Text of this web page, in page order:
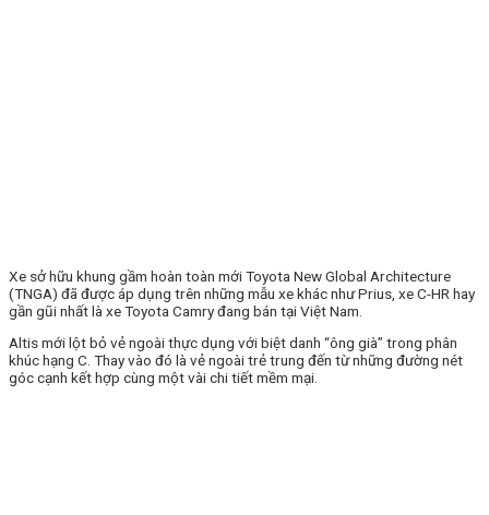
Xe sở hữu khung gầm hoàn toàn mới Toyota New Global Architecture
(TNGA) đã được áp dụng trên những mẫu xe khác như Prius, xe C-HR hay
gần gũi nhất là xe Toyota Camry đang bán tại Việt Nam.
Altis mới lột bỏ vẻ ngoài thực dụng với biệt danh “ông già” trong phân
khúc hạng C. Thay vào đó là vẻ ngoài trẻ trung đến từ những đường nét
góc cạnh kết hợp cùng một vài chi tiết mềm mại.